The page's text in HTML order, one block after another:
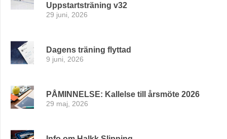
Uppstartsträning v32
29 juni, 2026
Dagens träning flyttad
9 juni, 2026
PÅMINNELSE: Kallelse till årsmöte 2026
29 maj, 2026